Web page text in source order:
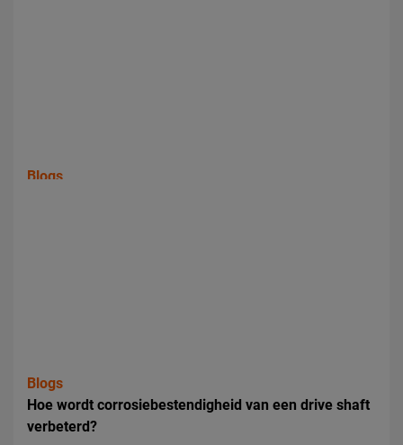
Blogs
Blogs
Hoe wordt corrosiebestendigheid van een drive shaft
verbeterd?